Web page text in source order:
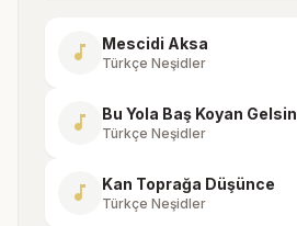
music_note Mescidi Aksa
Türkçe Neşidler
music_note Bu Yola Baş Koyan Gelsin
Türkçe Neşidler
music_note Kan Toprağa Düşünce
Türkçe Neşidler